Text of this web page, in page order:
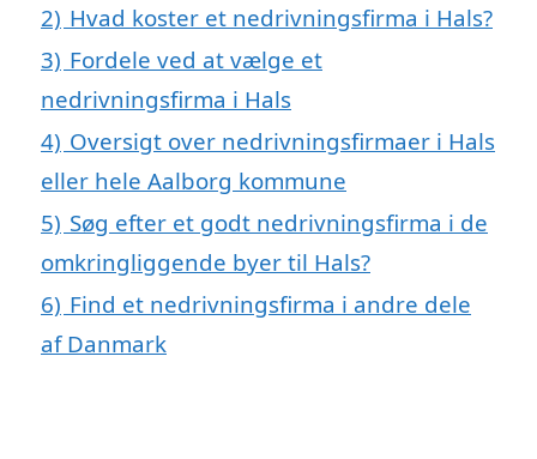
2) Hvad koster et nedrivningsfirma i Hals?
3) Fordele ved at vælge et
nedrivningsfirma i Hals
4) Oversigt over nedrivningsfirmaer i Hals
eller hele Aalborg kommune
5) Søg efter et godt nedrivningsfirma i de
omkringliggende byer til Hals?
6) Find et nedrivningsfirma i andre dele
af Danmark